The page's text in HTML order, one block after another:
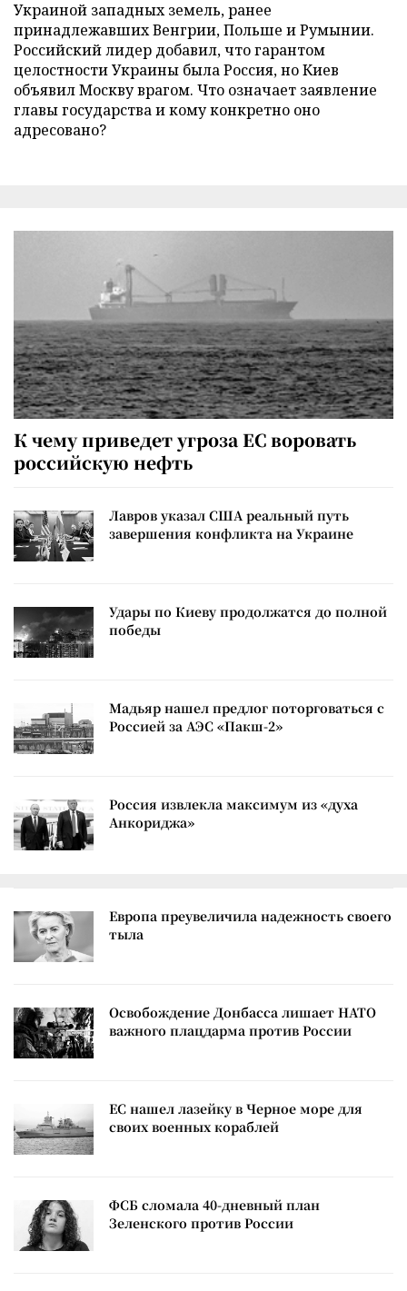
Украиной западных земель, ранее
принадлежавших Венгрии, Польше и Румынии.
Российский лидер добавил, что гарантом
целостности Украины была Россия, но Киев
объявил Москву врагом. Что означает заявление
главы государства и кому конкретно оно
адресовано?
К чему приведет угроза ЕС воровать
российскую нефть
Лавров указал США реальный путь
завершения конфликта на Украине
Удары по Киеву продолжатся до полной
победы
Мадьяр нашел предлог поторговаться с
Россией за АЭС «Пакш-2»
Россия извлекла максимум из «духа
Анкориджа»
Европа преувеличила надежность своего
тыла
Освобождение Донбасса лишает НАТО
важного плацдарма против России
ЕС нашел лазейку в Черное море для
своих военных кораблей
ФСБ сломала 40-дневный план
Зеленского против России